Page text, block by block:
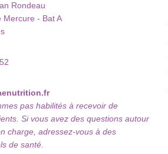
Rondeau
Mercure - Bat A
pas habilités à recevoir de
Si vous avez des questions autour
charge, adressez-vous à des
de santé.